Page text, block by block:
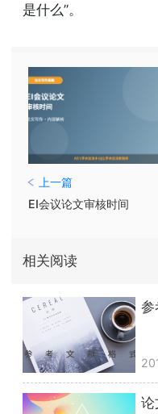
是什么”。
上一篇
EI会议论文审核时间
相关阅读
参
论